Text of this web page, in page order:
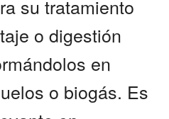
su tratamiento
o digestión
en
o biogás. Es